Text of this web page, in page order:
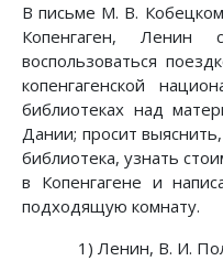
В письме М. В.
Копенгаген,
воспользоваться
копенгагенской
библиотеках над
Дании; просит
библиотека, узнать
в Копенгагене и
подходящую комнату.
1) Ленин, В. И.